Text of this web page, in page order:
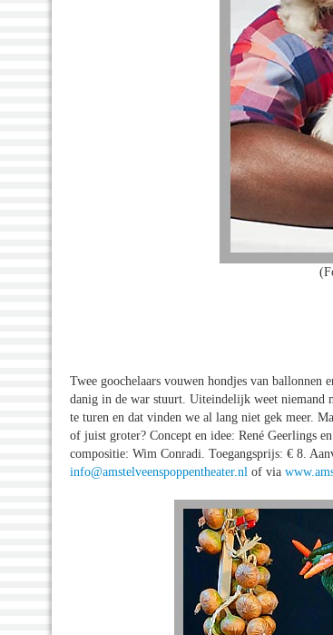
Twee goochelaars vouwen hondjes van ballonnen
danig in de war stuurt. Uiteindelijk weet niemand
te turen en dat vinden we al lang niet gek meer.
of juist groter? Concept en idee: René Geerlings
compositie: Wim Conradi. Toegangsprijs: € 8.
info@amstelveenspoppentheater.nl of via